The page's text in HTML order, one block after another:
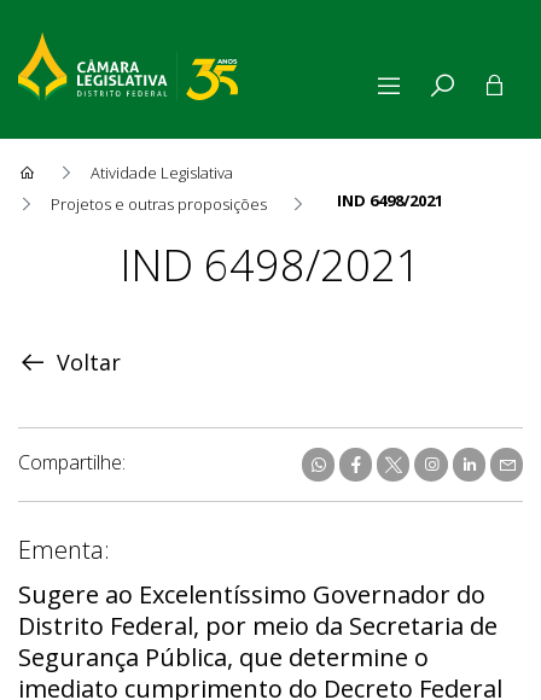
Atividade Legislativa
Projetos e outras proposições
IND 6498/2021
ProposiçãoIND 6498/2021
Voltar
Compartilhe:
Ementa:
Sugere ao Excelentíssimo Governador do
Distrito Federal, por meio da Secretaria de
Segurança Pública, que determine o
imediato cumprimento do Decreto Federal